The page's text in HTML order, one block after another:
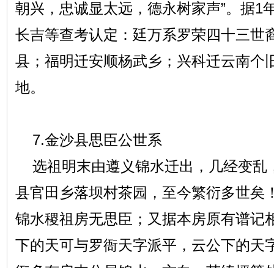
朝兴，忠诚显太远，德永树家声”。据1
长吉等查考认定：廷万系罗荣四十三世
县；福明迁安顺杨武乡；兴科迁云南个
地。
7.金沙县思臣公世系
选祖明末由遵义锦水迁出，几经变乱
县官田乡落坝村茶园，至今繁衍多世矣
锦水稷祖房无思臣；又据本房原有谱记
下的天可与罗衙天字派平，云公下的天